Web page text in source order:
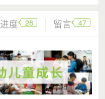
进度 28 留言 47